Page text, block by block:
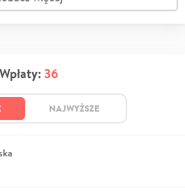
Wpłaty: 36
NAJWYŻSZE